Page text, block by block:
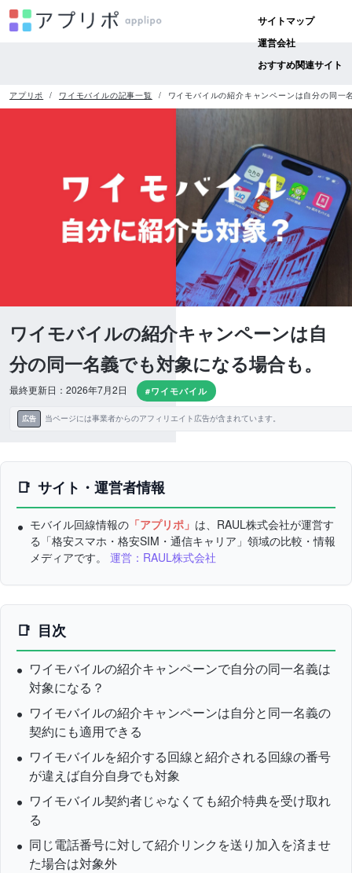
サイトマップ
運営会社
おすすめ関連サイト
アプリポ ワイモバイルの記事一覧 ワイモバイルの紹介キャンペーンは自分の同一
ワイモバイルの紹介キャンペーンは自
分の同一名義でも対象になる場合も。
最終更新日：2026年7月2日 #ワイモバイル
広告 当ページには事業者からのアフィリエイト広告が含まれています。
サイト・運営者情報
モバイル回線情報の 「アプリポ」 は、RAUL株式会社が運営す
る「格安スマホ・格安SIM・通信キャリア」領域の比較・情報
メディアです。 運営：RAUL株式会社
目次
ワイモバイルの紹介キャンペーンで自分の同一名義は
対象になる？
ワイモバイルの紹介キャンペーンは自分と同一名義の
契約にも適用できる
ワイモバイルを紹介する回線と紹介される回線の番号
が違えば自分自身でも対象
ワイモバイル契約者じゃなくても紹介特典を受け取れ
る
同じ電話番号に対して紹介リンクを送り加入を済ませ
た場合は対象外